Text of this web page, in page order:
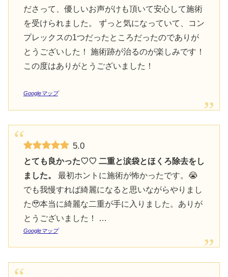
ださって、優しいお声がけも頂いて安心して施術
を受けられました。 ずっと気になっていて、コン
プレックスの1つだったところだったのでありが
とうございした！ 施術跡が治るのが楽しみです！
この度はありがとうございました！
Googleマップ
5.0
とても良かった♡♡ 二重と涙袋とほくろ除去をし
ました。
最初ホントに施術が怖かったです。😭
でも我慢すれば綺麗になると思いながらやりまし
た🥹本当に綺麗な二重が手に入りました。ありが
とうございました！ …
Googleマップ